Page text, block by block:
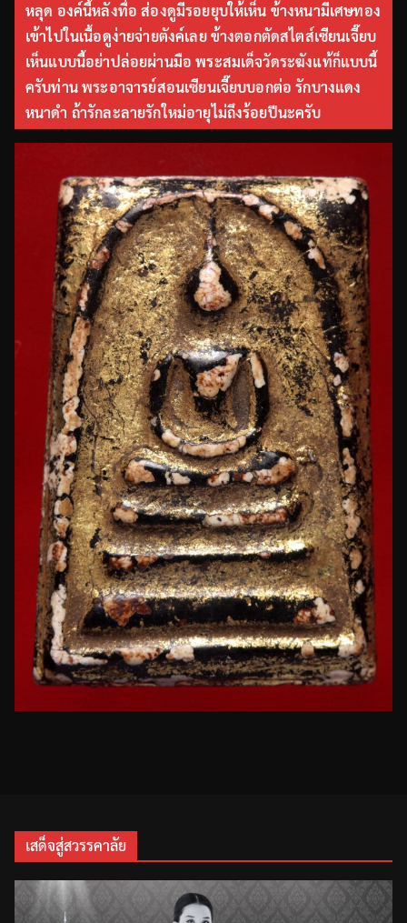
หลุด องค์นี้หลังทื่อ ส่องดูมีรอยยุบให้เห็น ข้างหนามีเศษทอง
เข้าไปในเนื้อดูง่ายจ่ายตังค์เลย ข้างตอกตัดสไตส์เซียนเจี๊ยบ
เห็นแบบนี้อย่าปล่อยผ่านมือ พระสมเด็จวัดระฆังแท้ก็แบบนี้
ครับท่าน พระอาจารย์สอนเซียนเจี๊ยบบอกต่อ รักบางแดง
หนาดำ ถ้ารักละลายรักใหม่อายุไม่ถึงร้อยปีนะครับ
เสด็จสู่สวรรคาลัย